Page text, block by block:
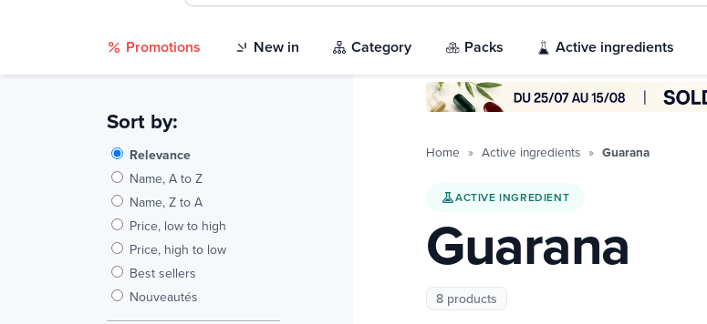
Promotions New in Category Packs Active ingredients
Sort by:
Relevance
Name, A to Z
Name, Z to A
Price, low to high
Price, high to low
Best sellers
Nouveautés
Home Active ingredients Guarana
ACTIVE INGREDIENT
Guarana
8 products